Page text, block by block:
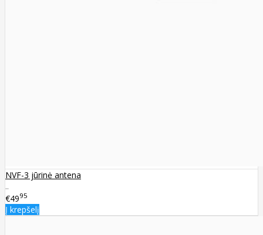
NVF-3 jūrinė antena
..
€4995
Į krepšelį